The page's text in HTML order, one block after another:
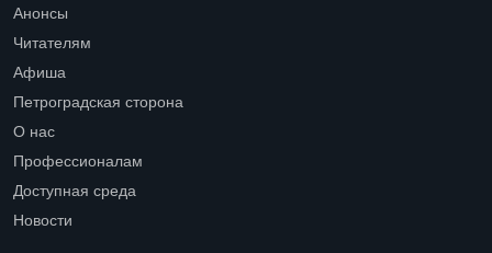
Анонсы
Читателям
Афиша
Петроградская сторона
О нас
Профессионалам
Доступная среда
Новости